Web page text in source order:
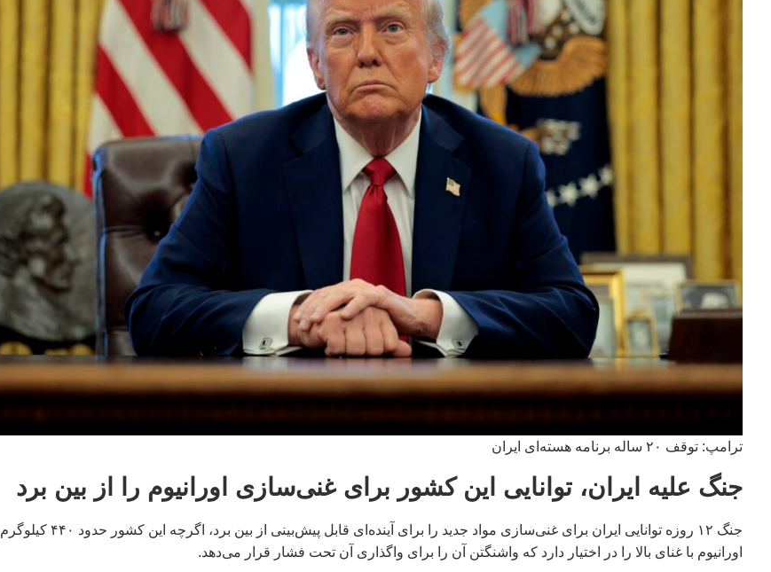
ترامپ: توقف ۲۰ ساله برنامه هسته‌ای ایران
جنگ علیه ایران، توانایی این کشور برای غنی‌سازی اورانیوم را از بین برد
جنگ ۱۲ روزه توانایی ایران برای غنی‌سازی مواد جدید را برای آینده‌ای قابل پیش‌بینی از بین برد، اگرچه این کشور حدود ۴۴۰ کیلوگرم
اورانیوم با غنای بالا را در اختیار دارد که واشنگتن آن را برای واگذاری آن تحت فشار قرار می‌دهد.